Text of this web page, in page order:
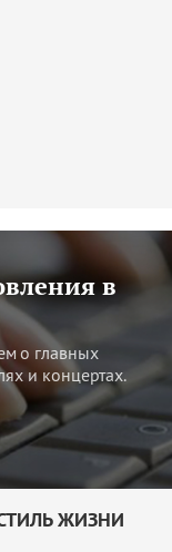
в
о главных
и концертах.
ЖИЗНИ